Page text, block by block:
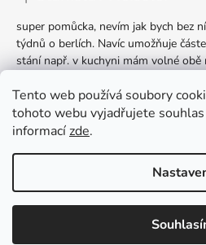
Tento web používá soubory
tohoto webu vyjadřujete
informacízde.
super pomůcka, nevím jak bych bez
týdnů o berlích. Navíc umožňuje
stání např. v kuchyni mám volné obě
Berle Ergodynamic
Hodnocení produktu je 5 z 5
| Helena Valentová
Vytvořil
Hendik.cz -